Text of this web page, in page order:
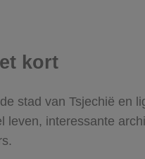
kort
stad van Tsjechië en
leven, interessante